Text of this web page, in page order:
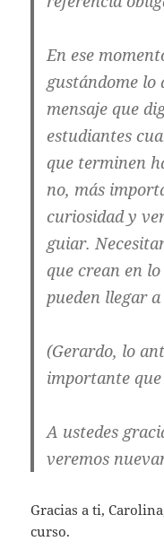
En ese
gustándome lo
mensaje que
estudiantes
que terminen
no, más
curiosidad y
guiar.
que crean en
pueden llegar
(Gerardo, lo
importante
A ustedes
veremos
Gracias a ti,
curso.